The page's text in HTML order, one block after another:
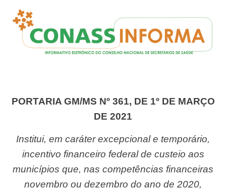
PORTARIA GM/MS Nº 361, DE 1º DE MARÇO
DE 2021
Institui, em caráter excepcional e temporário,
incentivo financeiro federal de custeio aos
municípios que, nas competências financeiras
novembro ou dezembro do ano de 2020,